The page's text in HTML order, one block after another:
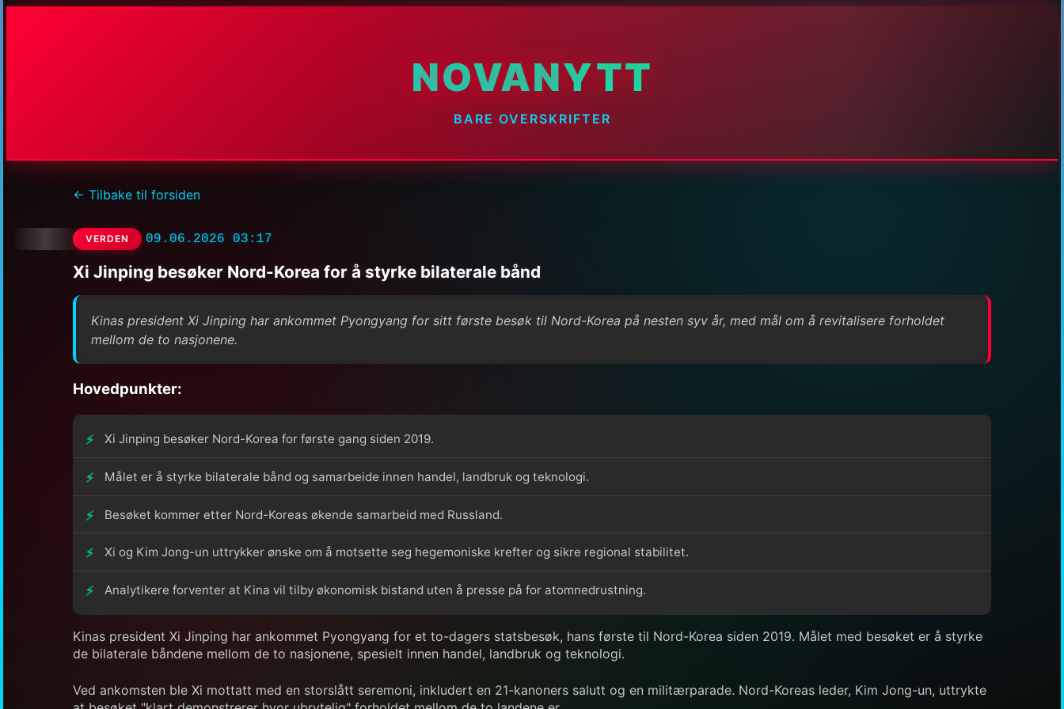
NOVANYTT
BARE OVERSKRIFTER
← Tilbake til forsiden
VERDEN 09.06.2026 03:17
Xi Jinping besøker Nord-Korea for å styrke bilaterale bånd
Kinas president Xi Jinping har ankommet Pyongyang for sitt første besøk til Nord-Korea på nesten syv år, med mål om å revitalisere forholdet
mellom de to nasjonene.
Hovedpunkter:
Xi Jinping besøker Nord-Korea for første gang siden 2019.
Målet er å styrke bilaterale bånd og samarbeide innen handel, landbruk og teknologi.
Besøket kommer etter Nord-Koreas økende samarbeid med Russland.
Xi og Kim Jong-un uttrykker ønske om å motsette seg hegemoniske krefter og sikre regional stabilitet.
Analytikere forventer at Kina vil tilby økonomisk bistand uten å presse på for atomnedrustning.
Kinas president Xi Jinping har ankommet Pyongyang for et to-dagers statsbesøk, hans første til Nord-Korea siden 2019. Målet med besøket er å styrke
de bilaterale båndene mellom de to nasjonene, spesielt innen handel, landbruk og teknologi.
Ved ankomsten ble Xi mottatt med en storslått seremoni, inkludert en 21-kanoners salutt og en militærparade. Nord-Koreas leder, Kim Jong-un, uttrykte